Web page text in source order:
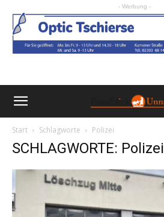
- Werbung -
Start Schlagworte Polizei
SCHLAGWORTE: Polizei